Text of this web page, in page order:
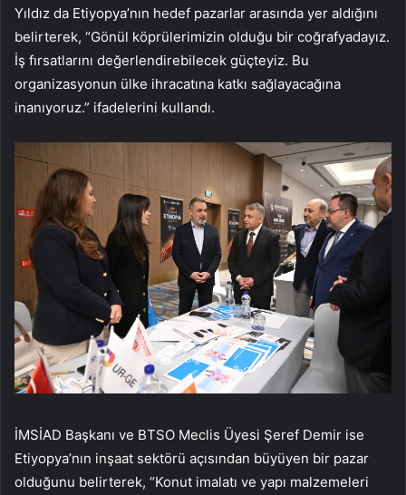
Yıldız da Etiyopya’nın hedef pazarlar arasında yer aldığını
belirterek, “Gönül köprülerimizin olduğu bir coğrafyadayız.
İş fırsatlarını değerlendirebilecek güçteyiz. Bu
organizasyonun ülke ihracatına katkı sağlayacağına
inanıyoruz.” ifadelerini kullandı.
İMSİAD Başkanı ve BTSO Meclis Üyesi Şeref Demir ise
Etiyopya’nın inşaat sektörü açısından büyüyen bir pazar
olduğunu belirterek, “Konut imalatı ve yapı malzemeleri